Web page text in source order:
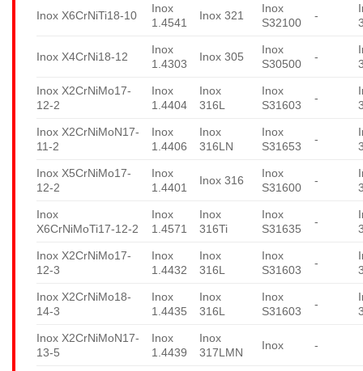
Inox X6CrNiTi18-10
Inox
1.4541
Inox 321
Inox
S32100
-
Inox X4CrNi18-12
Inox
1.4303
Inox 305
Inox
S30500
-
Inox X2CrNiMo17-
12-2
Inox
1.4404
Inox
316L
Inox
S31603
-
Inox X2CrNiMoN17-
11-2
Inox
1.4406
Inox
316LN
Inox
S31653
-
Inox X5CrNiMo17-
12-2
Inox
1.4401
Inox 316
Inox
S31600
-
Inox
X6CrNiMoTi17-12-2
Inox
1.4571
Inox
316Ti
Inox
S31635
-
Inox X2CrNiMo17-
12-3
Inox
1.4432
Inox
316L
Inox
S31603
-
Inox X2CrNiMo18-
14-3
Inox
1.4435
Inox
316L
Inox
S31603
-
Inox X2CrNiMoN17-
13-5
Inox
1.4439
Inox
317LMN
Inox -